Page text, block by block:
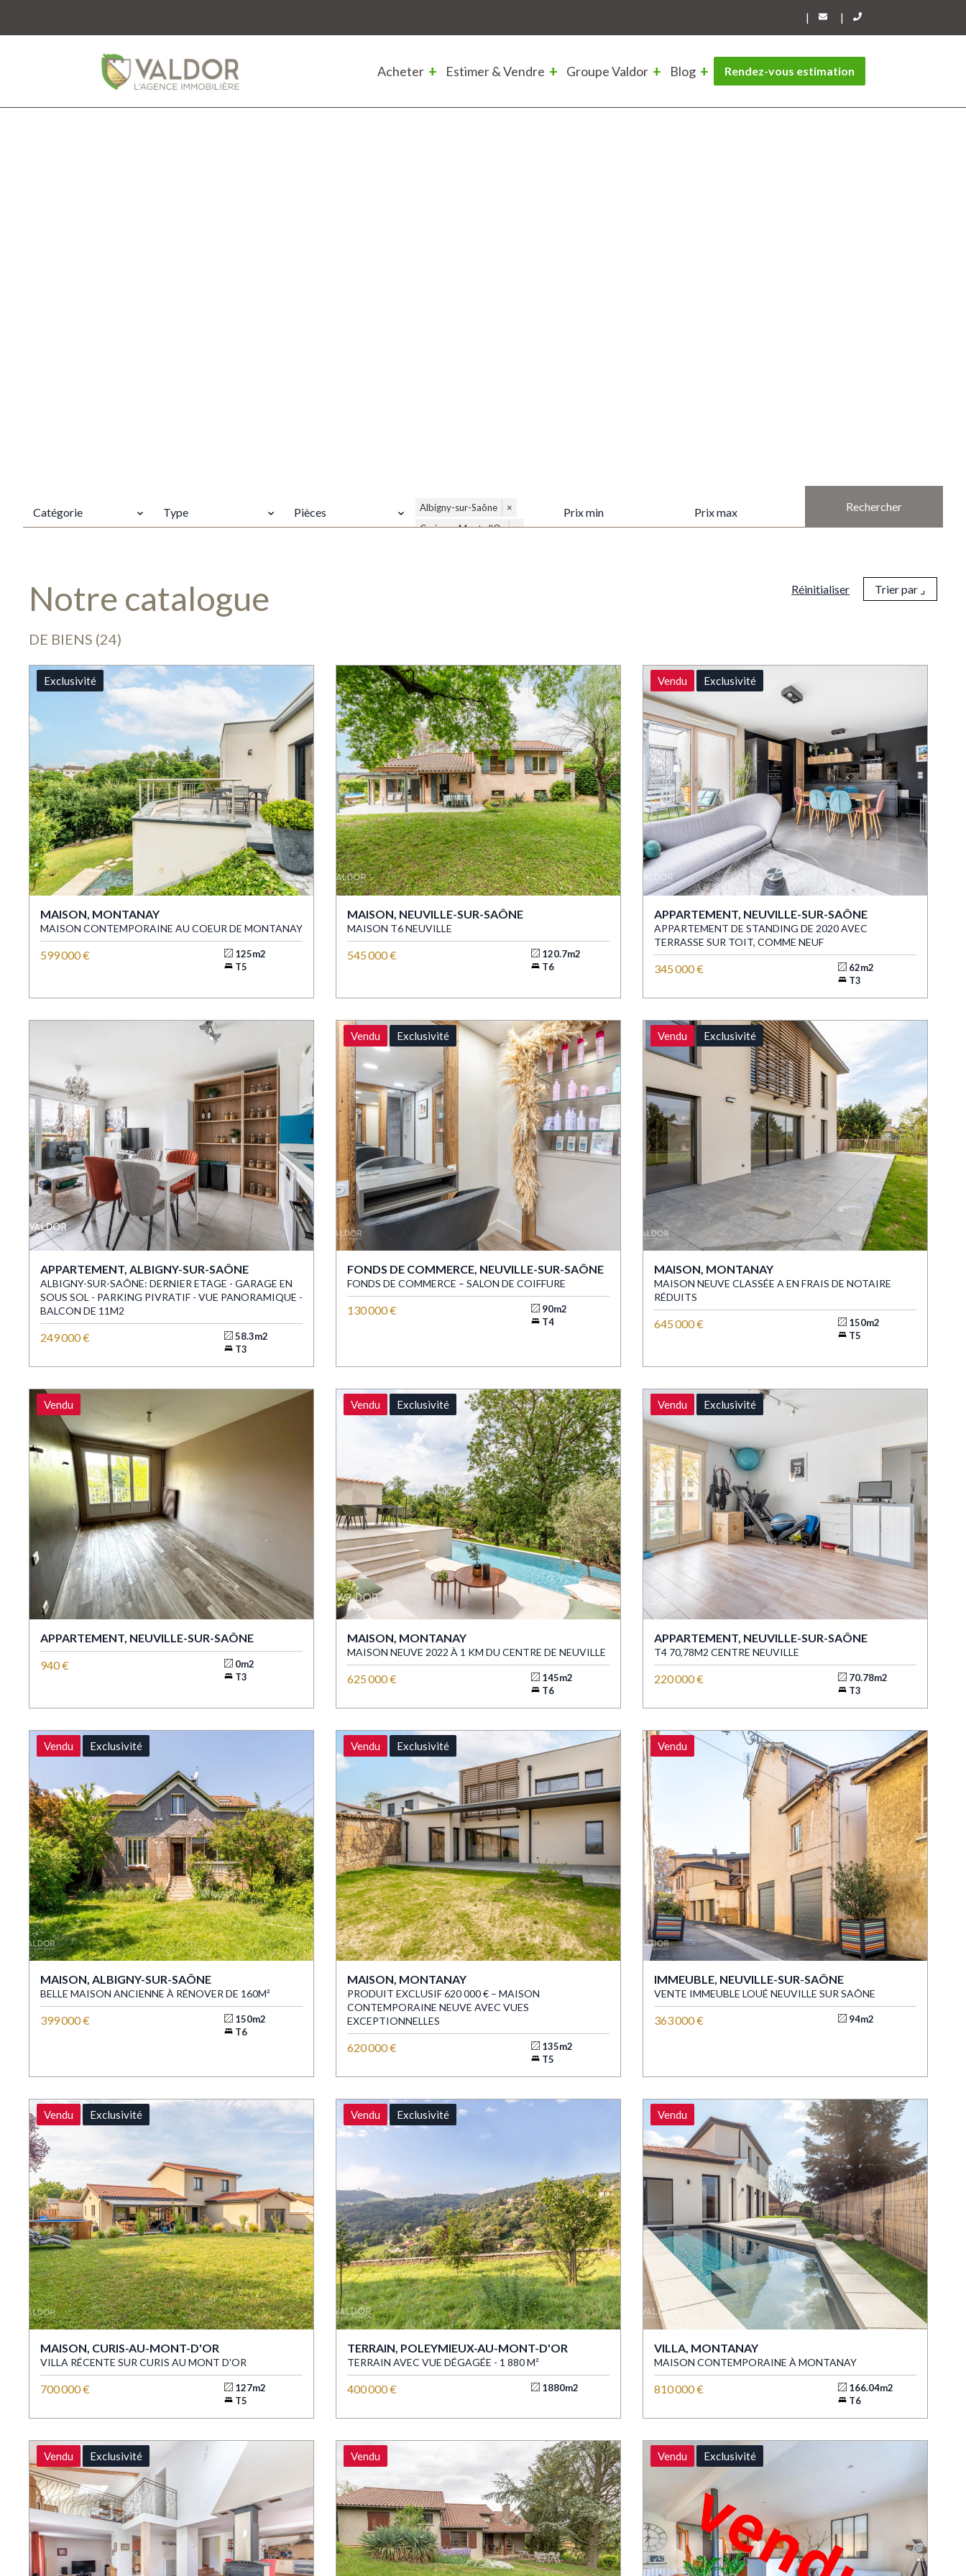
| |
Acheter Estimer & Vendre Groupe Valdor Blog Rendez-vous estimation
Catégorie Type Pièces Albigny-sur-Saône
×
Curis-au-Mont-d'Or
×
Notre catalogue
DE BIENS (24)
Réinitialiser Trier par ⌟
Exclusivité
MAISON, MONTANAY
MAISON CONTEMPORAINE AU COEUR DE MONTANAY
599 000 €
125m2
T5
MAISON, NEUVILLE-SUR-SAÔNE
MAISON T6 NEUVILLE
545 000 €
120.7m2
T6
Vendu Exclusivité
APPARTEMENT, NEUVILLE-SUR-SAÔNE
APPARTEMENT DE STANDING DE 2020 AVEC
TERRASSE SUR TOIT, COMME NEUF
345 000 €
62m2
T3
APPARTEMENT, ALBIGNY-SUR-SAÔNE
ALBIGNY-SUR-SAÔNE: DERNIER ETAGE - GARAGE EN
SOUS SOL - PARKING PIVRATIF - VUE PANORAMIQUE -
BALCON DE 11M2
249 000 €
58.3m2
T3
Vendu Exclusivité
FONDS DE COMMERCE, NEUVILLE-SUR-SAÔNE
FONDS DE COMMERCE – SALON DE COIFFURE
130 000 €
90m2
T4
Vendu Exclusivité
MAISON, MONTANAY
MAISON NEUVE CLASSÉE A EN FRAIS DE NOTAIRE
RÉDUITS
645 000 €
150m2
T5
Vendu
APPARTEMENT, NEUVILLE-SUR-SAÔNE
940 €
0m2
T3
Vendu Exclusivité
MAISON, MONTANAY
MAISON NEUVE 2022 À 1 KM DU CENTRE DE NEUVILLE
625 000 €
145m2
T6
Vendu Exclusivité
APPARTEMENT, NEUVILLE-SUR-SAÔNE
T4 70,78M2 CENTRE NEUVILLE
220 000 €
70.78m2
T3
Vendu Exclusivité
MAISON, ALBIGNY-SUR-SAÔNE
BELLE MAISON ANCIENNE À RÉNOVER DE 160M²
399 000 €
150m2
T6
Vendu Exclusivité
MAISON, MONTANAY
PRODUIT EXCLUSIF 620 000 € – MAISON
CONTEMPORAINE NEUVE AVEC VUES
EXCEPTIONNELLES
620 000 €
135m2
T5
Vendu
IMMEUBLE, NEUVILLE-SUR-SAÔNE
VENTE IMMEUBLE LOUÉ NEUVILLE SUR SAÔNE
363 000 € 94m2
Vendu Exclusivité
MAISON, CURIS-AU-MONT-D'OR
VILLA RÉCENTE SUR CURIS AU MONT D'OR
700 000 €
127m2
T5
Vendu Exclusivité
TERRAIN, POLEYMIEUX-AU-MONT-D'OR
TERRAIN AVEC VUE DÉGAGÉE - 1 880 M²
400 000 € 1880m2
Vendu
VILLA, MONTANAY
MAISON CONTEMPORAINE À MONTANAY
810 000 €
166.04m2
T6
Vendu Exclusivité Vendu Vendu Exclusivité